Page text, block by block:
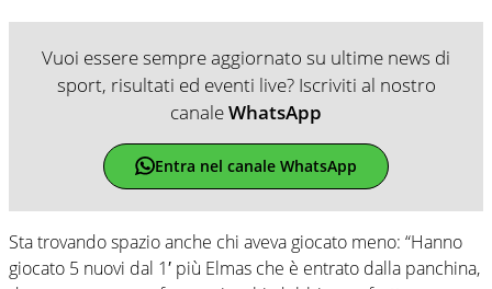
Vuoi essere sempre aggiornato su ultime news di
sport, risultati ed eventi live? Iscriviti al nostro
canaleWhatsApp
Entra nel canale WhatsApp
Sta trovando spazio anche chi aveva giocato meno: “Hanno
giocato 5 nuovi dal 1′ più Elmas che è entrato dalla panchina,